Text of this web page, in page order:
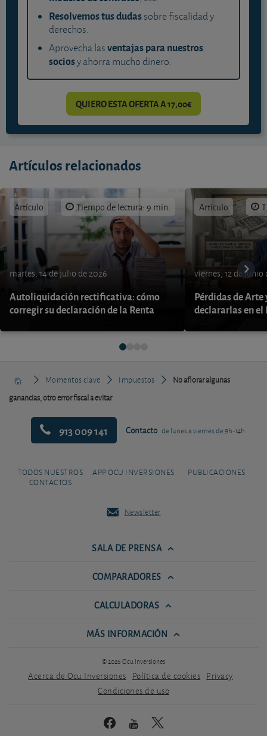
Resolvemos tus dudassobre fiscalidad y
derechos.
Aprovecha lasventajas para nuestros
sociosy ahorra mucho dinero.
QUIERO ESTA OFERTA A 17,00€
Artículos relacionados
Artículo Tiempo de lectura: 9 min.
martes, 14 de julio de 2026
Autoliquidación rectificativa: cómo
corregir su declaración de la Renta
Artículo
viernes, 12 de junio
Pérdidas de
declararlas en el
Momentos clave Impuestos
No aflorar algunas
ganancias, otro error fiscal a evitar
913 009 141 Contacto de lunes a viernes de 9h-14h
TODOS NUESTROS
CONTACTOS
APP OCU INVERSIONES PUBLICACIONES
Newsletter
SALA DE PRENSA
COMPARADORES
CALCULADORAS
MÁS INFORMACIÓN
© 2026 Ocu Inversiones
Acerca de Ocu Inversiones Política de cookies Privacy
Condiciones de uso